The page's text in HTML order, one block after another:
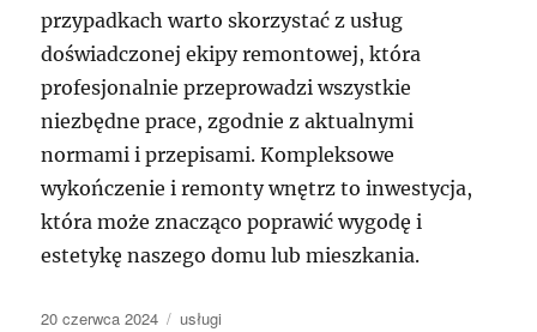
przypadkach warto skorzystać z usług
doświadczonej ekipy remontowej, która
profesjonalnie przeprowadzi wszystkie
niezbędne prace, zgodnie z aktualnymi
normami i przepisami. Kompleksowe
wykończenie i remonty wnętrz to inwestycja,
która może znacząco poprawić wygodę i
estetykę naszego domu lub mieszkania.
Data
20 czerwca 2024 Kategorie
usługi